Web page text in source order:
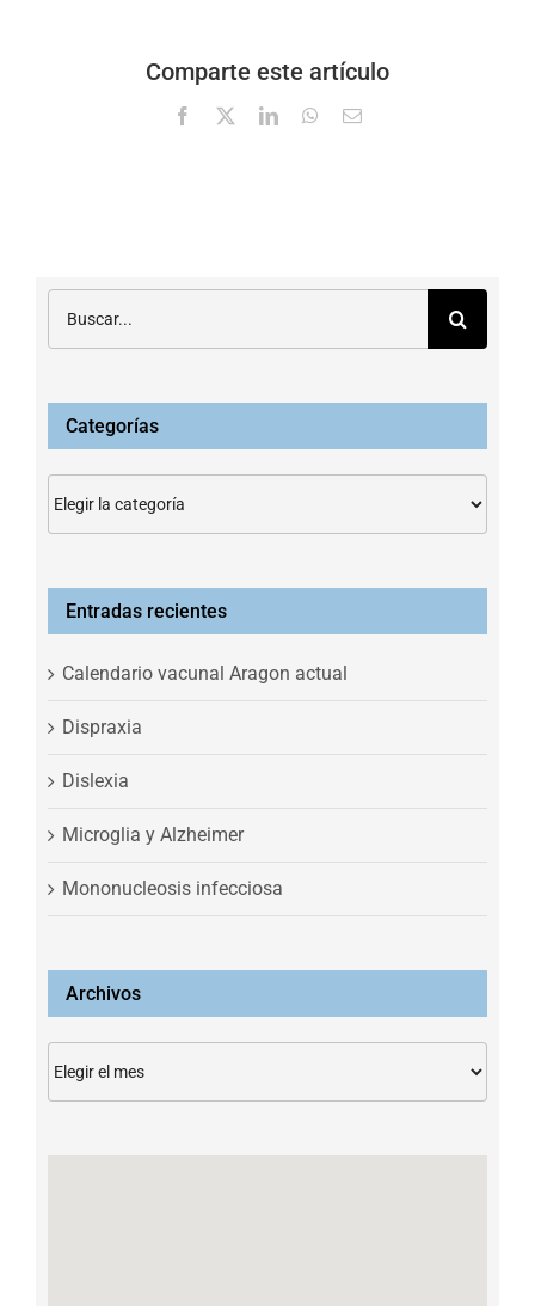
Comparte este artículo
Facebook LinkedInWhatsApp
Correo
Categorías
Entradas recientes
Calendario vacunal Aragon actual
Dispraxia
Dislexia
Microglia y Alzheimer
Mononucleosis infecciosa
Archivos